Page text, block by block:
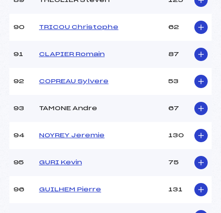
90 TRICOU Christophe 62
91 CLAPIER Romain 87
92 COPREAU Sylvere 53
93 TAMONE Andre 67
94 NOYREY Jeremie 130
95 GURI Kevin 75
96 GUILHEM Pierre 131